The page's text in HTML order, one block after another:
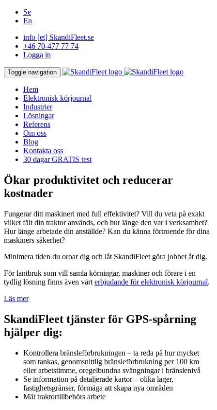
Se
En
info [et] SkandiFleet.se
+46 70-477 77 74
Logga in
Toggle navigation
Hem
Elektronisk körjournal
Industrier
Lösningar
Referens
Om oss
Blog
Kontakta oss
30 dagar GRATIS test
Ökar produktivitet och reducerar
kostnader
Fungerar ditt maskineri med full effektivitet? Vill du veta på exakt
vilket fält din traktor används, och hur länge den var i verksamhet?
Hur länge arbetade din anställde? Kan du känna förtroende för dina
maskiners säkerhet?
Minimera tiden du oroar dig och låt SkandiFleet göra jobbet åt dig.
För lantbruk som vill samla körningar, maskiner och förare i en
tydlig lösning finns även vårt erbjudande för elektronisk körjournal.
Läs mer
SkandiFleet tjänster för GPS-spårning
hjälper dig:
Kontrollera bränsleförbrukningen – ta reda på hur mycket
som tankas, genomsnittlig bränsleförbrukning per 100 km
eller arbetstimme, oregelbundna svängningar i bränslenivå
Se information på detaljerade kartor – olika lager,
fastighetsgränser, förmåga att skapa nya områden
Mät traktortillbehörs arbete